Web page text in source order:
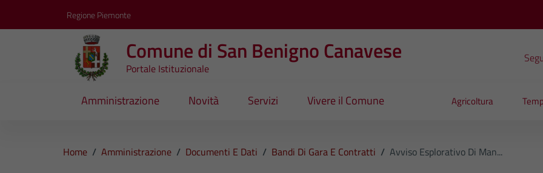
Regione Piemonte
Comune di San Benigno Canavese
Portale Istituzionale
Amministrazione Novità Servizi Vivere il Comune Agricoltura
Home / Amministrazione / Documenti E Dati / Bandi Di Gara E Contratti / Avviso Esplorativo Di Man...